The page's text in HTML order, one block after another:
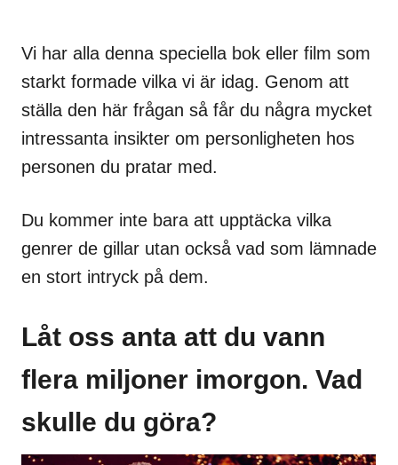
Vi har alla denna speciella bok eller film som
starkt formade vilka vi är idag. Genom att
ställa den här frågan så får du några mycket
intressanta insikter om personligheten hos
personen du pratar med.
Du kommer inte bara att upptäcka vilka
genrer de gillar utan också vad som lämnade
en stort intryck på dem.
Låt oss anta att du vann
flera miljoner imorgon. Vad
skulle du göra?